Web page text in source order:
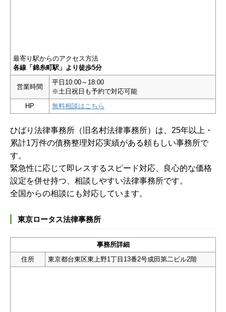
最寄り駅からのアクセス方法
各線「錦糸町駅」より徒歩5分
営業時間
平日10:00～18:00
※土日祝日も予約で対応可能
HP
無料相談はこちら
ひばり法律事務所（旧名村法律事務所）は、25年以上・
累計1万件の債務整理対応実績がある頼もしい事務所で
す。
緊急性に応じて即レスするスピード対応、良心的な価格
設定を併せ持つ、相談しやすい法律事務所です。
全国からの相談にも対応しています。
東京ロータス法律事務所
事務所詳細
住所
東京都台東区東上野1丁目13番2号成田第二ビル2階